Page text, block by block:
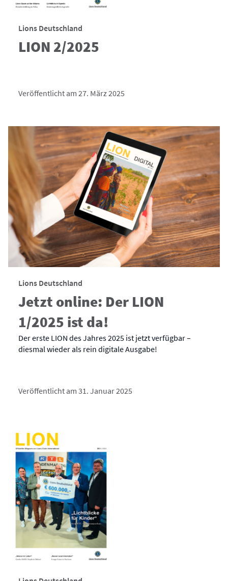
Lions Deutschland
LION 2/2025
Veröffentlicht am 27. März 2025
Lions Deutschland
Jetzt online: Der LION
1/2025 ist da!
Der erste LION des Jahres 2025 ist jetzt verfügbar –
diesmal wieder als rein digitale Ausgabe!
Veröffentlicht am 31. Januar 2025